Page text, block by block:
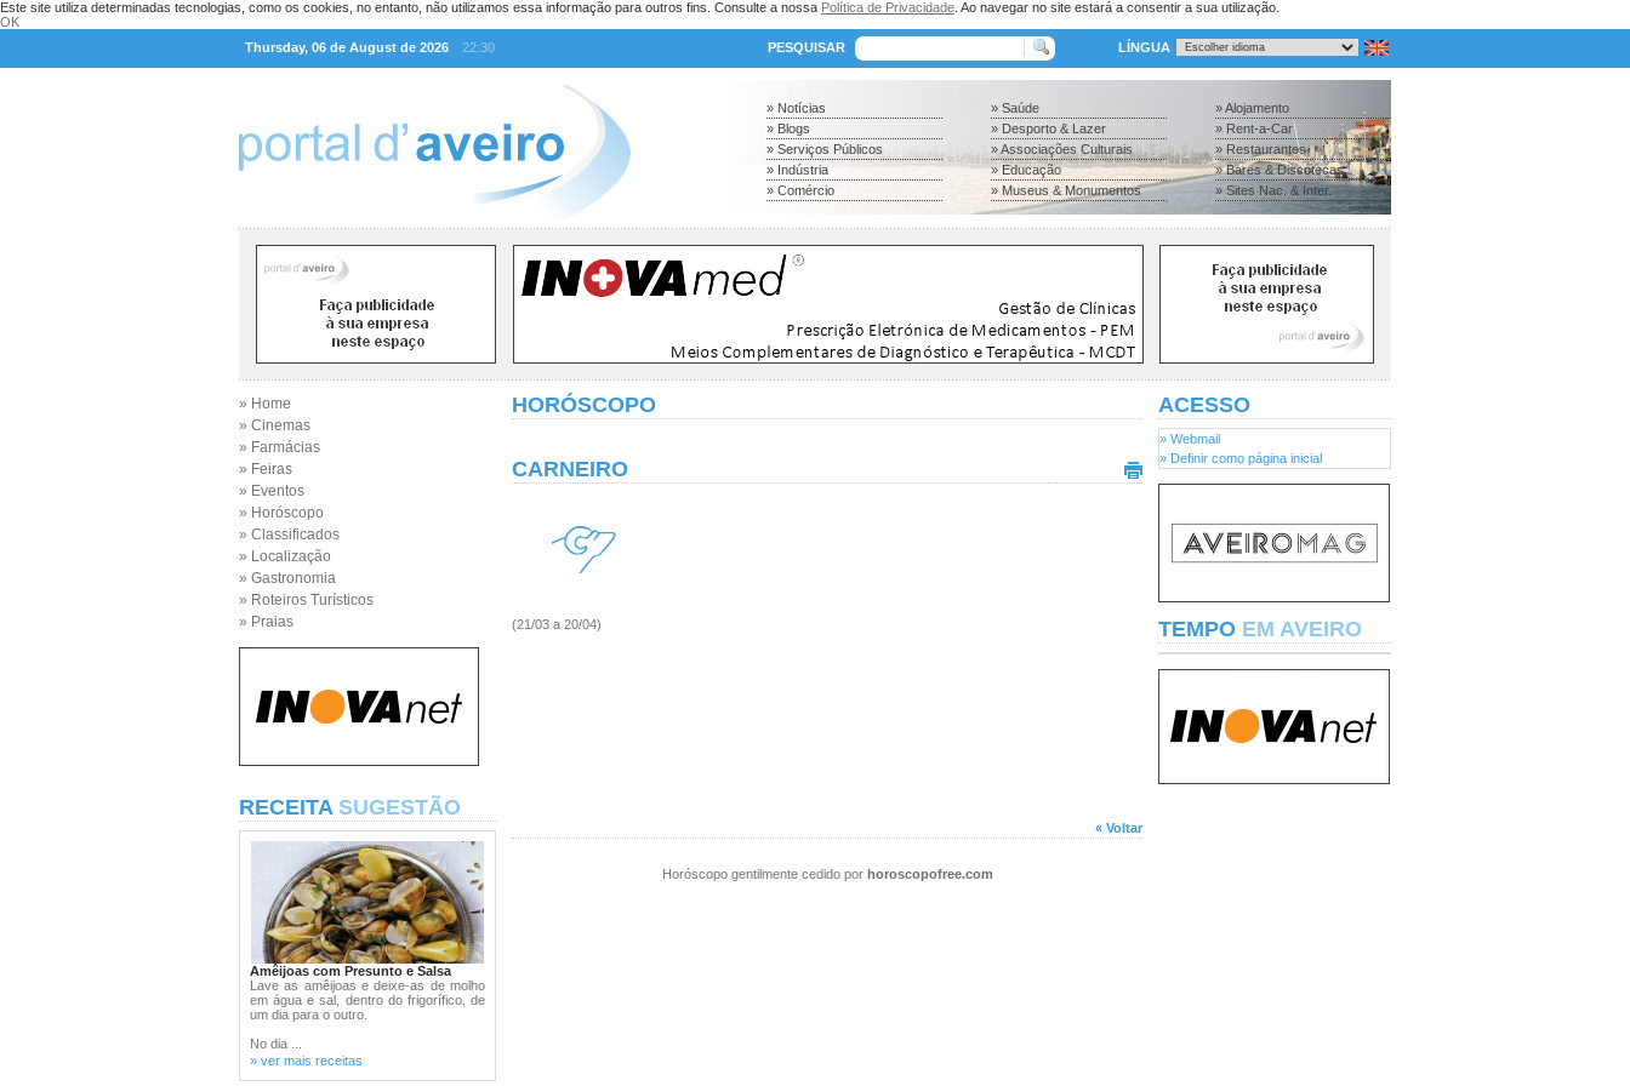
Este site utiliza determinadas tecnologias, como os cookies, no entanto, não utilizamos essa informação para outros fins. Consulte a nossa Política de Privacidade . Ao navegar no site estará a consentir a sua utilização.
OK
Thursday, 06 de August de 2026
22:30 PESQUISAR LÍNGUA
» Notícias
» Blogs
» Serviços Públicos
» Indústria
» Comércio
» Saúde
» Desporto & Lazer
» Associações Culturais
» Educação
» Museus & Monumentos
» Alojamento
» Rent-a-Car
» Restaurantes
» Bares & Discotecas
» Sites Nac. & Inter.
» Home
» Cinemas
» Farmácias
» Feiras
» Eventos
» Horóscopo
» Classificados
» Localização
» Gastronomia
» Roteiros Turísticos
» Praias
RECEITA SUGESTÃO
Amêijoas com Presunto e Salsa
Lave as amêijoas e deixe-as de molho
em água e sal, dentro do frigorífico, de
um dia para o outro.
No dia ...
» ver mais receitas
HORÓSCOPO
CARNEIRO
(21/03 a 20/04)
« Voltar
Horóscopo gentilmente cedido por horoscopofree.com
ACESSO
» Webmail
» Definir como página inicial
TEMPO EM AVEIRO